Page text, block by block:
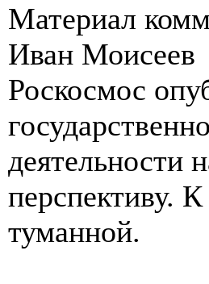
Материал
Иван Моисеев
Роскосмос
деятельности
перспективу.
туманной.